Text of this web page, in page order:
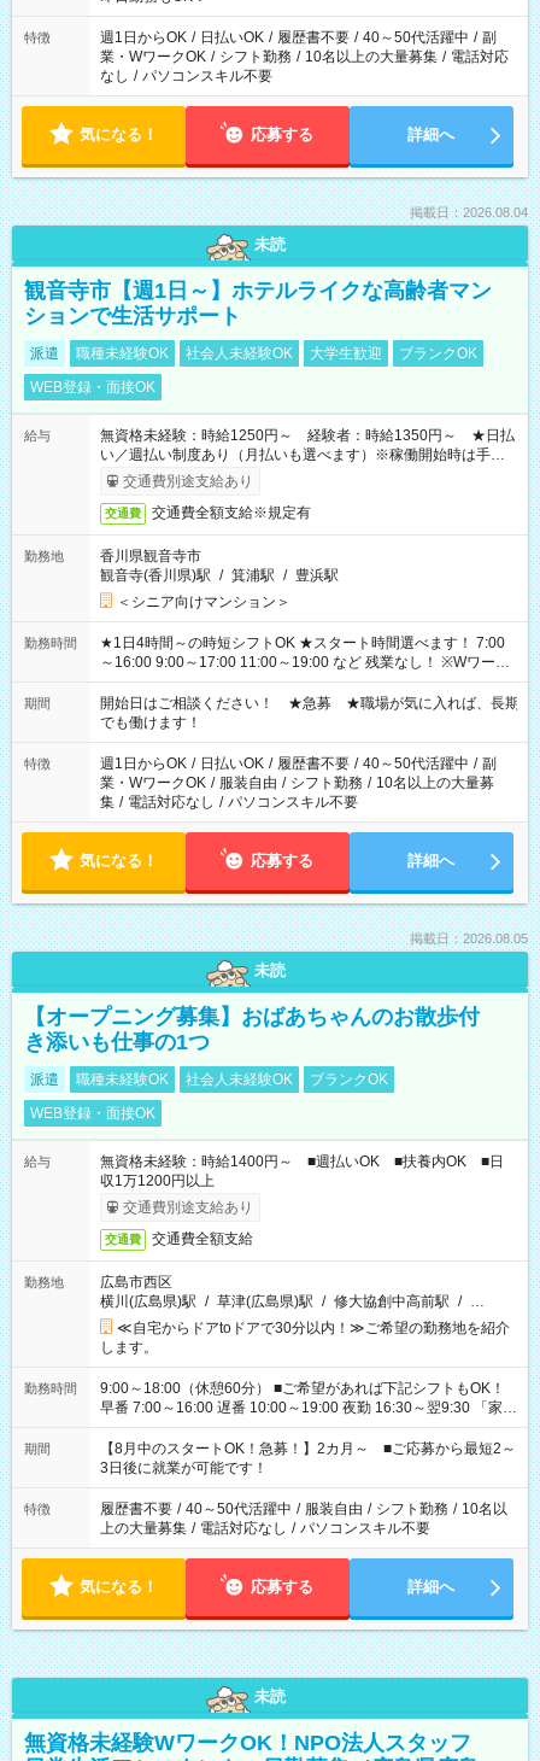
特徴 週1日からOK / 日払いOK / 履歴書不要 / 40～50代活躍中 / 副
業・WワークOK / シフト勤務 / 10名以上の大量募集 / 電話対応
なし / パソコンスキル不要
気になる！ 応募する 詳細へ
掲載日：2026.08.04
未読
観音寺市【週1日～】ホテルライクな高齢者マン
ションで生活サポート
派遣 職種未経験OK 社会人未経験OK 大学生歓迎
ブランクOK
WEB登録・面接OK
給与
無資格未経験：時給1250円～ 経験者：時給1350円～ ★日払
い／週払い制度あり（月払いも選べます）※稼働開始時は手続き
完了次第のお支払いとなります。
交通費別途支給あり
交通費 交通費全額支給※規定有
勤務地
香川県観音寺市
観音寺(香川県)駅 / 箕浦駅 / 豊浜駅
＜シニア向けマンション＞
勤務時間
★1日4時間～の時短シフトOK ★スタート時間選べます！ 7:00
～16:00 9:00～17:00 11:00～19:00 など 残業なし！ ※Wワーク
の場合、他のお仕事と合わせ週40時間超の就業はご案内できま
せん ※法令に基づき、週20時間以上勤務は社会保険への加入対
象となります ※労働者派遣法（日雇い派遣の原則禁止）によ
り、短時間・短期間の就業はご案内が難しい場合があります
期間
開始日はご相談ください！ ★急募 ★職場が気に入れば、長期
でも働けます！
特徴 週1日からOK / 日払いOK / 履歴書不要 / 40～50代活躍中 / 副
業・WワークOK / 服装自由 / シフト勤務 / 10名以上の大量募
集 / 電話対応なし / パソコンスキル不要
気になる！ 応募する 詳細へ
掲載日：2026.08.05
未読
【オープニング募集】おばあちゃんのお散歩付
き添いも仕事の1つ
派遣 職種未経験OK 社会人未経験OK
ブランクOK
WEB登録・面接OK
給与
無資格未経験：時給1400円～ ■週払いOK ■扶養内OK ■日
収1万1200円以上
交通費別途支給あり
交通費 交通費全額支給
勤務地
広島市西区
横川(広島県)駅 / 草津(広島県)駅 / 修大協創中高前駅 / …
≪自宅からドアtoドアで30分以内！≫ご希望の勤務地を紹介
します。
勤務時間
9:00～18:00（休憩60分） ■ご希望があれば下記シフトもOK！
早番 7:00～16:00 遅番 10:00～19:00 夜勤 16:30～翌9:30 「家族
と休みを合わせたい」 「余裕を持って夕飯の準備がしたい」
「できれば残業はしたくない」 など、ご希望を教えてください
ね。 ※Wワーク希望の方へ 今ご覧のお仕事で希望する勤務時間
と、もう1つのお仕事の勤務時間。 合計で週40時間を超える場
合は応募できません。
期間
【8月中のスタートOK！急募！】2カ月～ ■ご応募から最短2～
3日後に就業が可能です！
特徴 履歴書不要 / 40～50代活躍中 / 服装自由 / シフト勤務 / 10名以
上の大量募集 / 電話対応なし / パソコンスキル不要
気になる！ 応募する 詳細へ
未読
無資格未経験WワークOK！NPO法人スタッフ